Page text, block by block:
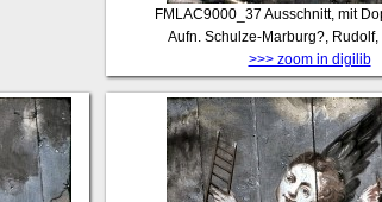
FMLAC9000_37 Ausschnitt, mit
Aufn. Schulze-Marburg?,
>>> zoom in digilib